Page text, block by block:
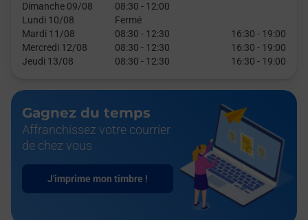
Dimanche 09/08
08:30 - 12:00
Lundi 10/08
Fermé
Mardi 11/08
08:30 - 12:30 16:30 - 19:00
Mercredi 12/08
08:30 - 12:30 16:30 - 19:00
Jeudi 13/08
08:30 - 12:30 16:30 - 19:00
Gagnez du temps
Affranchissez votre courrier
de chez vous
J'imprime mon timbre !